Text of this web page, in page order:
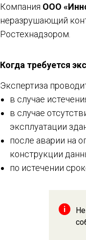
Компания ООО
неразрушающий
Ростехнадзором.
Когда требуется
Экспертиза
в случае
в случае
эксплуатации
после аварии на
конструкции
по истечении